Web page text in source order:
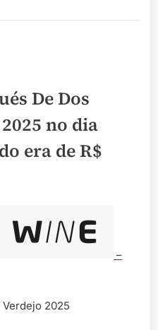
De Dos
no dia
era deR$
–